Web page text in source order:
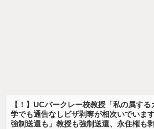
【！】UCバークレー校教授「私の属す
学でも通告なしビザ剥奪が相次いでいま
強制送還も」教授も強制送還、永住権も